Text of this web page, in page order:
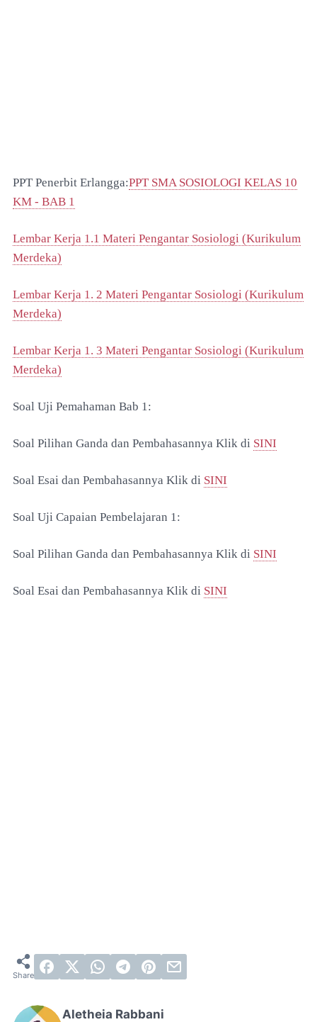
PPT Penerbit Erlangga:PPT SMA SOSIOLOGI KELAS 10
KM - BAB 1
Lembar Kerja 1.1 Materi Pengantar Sosiologi (Kurikulum
Merdeka)
Lembar Kerja 1. 2 Materi Pengantar Sosiologi (Kurikulum
Merdeka)
Lembar Kerja 1. 3 Materi Pengantar Sosiologi (Kurikulum
Merdeka)
Soal Uji Pemahaman Bab 1:
Soal Pilihan Ganda dan Pembahasannya Klik di SINI
Soal Esai dan Pembahasannya Klik di SINI
Soal Uji Capaian Pembelajaran 1:
Soal Pilihan Ganda dan Pembahasannya Klik di SINI
Soal Esai dan Pembahasannya Klik di SINI
Aletheia Rabbani